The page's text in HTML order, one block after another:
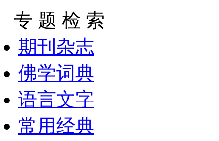
专 题 检 索
期刊杂志
佛学词典
语言文字
常用经典